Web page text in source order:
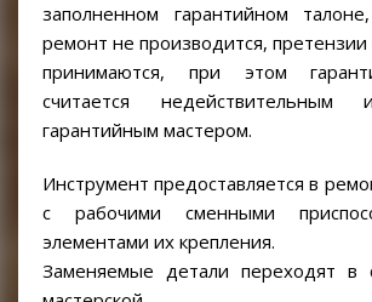
заполненном гарантийном
ремонт не производится, претензии
принимаются, при этом
считается недействительным
гарантийным мастером.
Инструмент предоставляется в
с рабочими сменными
элементами их крепления.
Заменяемые детали переходят в